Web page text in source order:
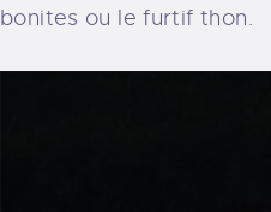
bonites ou le furtif thon.